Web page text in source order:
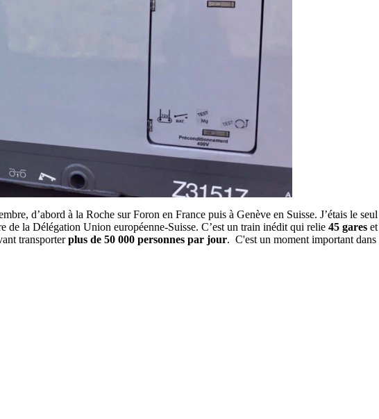
d’abord à la Roche sur Foron en France puis à Genève en Suisse. J’étais le
la Délégation Union européenne-Suisse. C’est un train inédit qui relie 45 gares
transporterplus de 50 000 personnes par jour. C'est un moment important dans